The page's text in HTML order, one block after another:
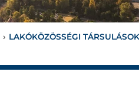
› LAKÓKÖZÖSSÉGI TÁRSULÁSOK